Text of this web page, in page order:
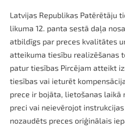
Latvijas Republikas Patērētāju
likuma 12. panta sestā daļa
atbildīgs par preces kvalitātes
atteikuma tiesību realizēšanas
patur tiesības Pircējam atteikt
tiesības vai ieturēt
prece ir bojāta, lietošanas
preci vai neievērojot
nozaudēts preces oriģinālais